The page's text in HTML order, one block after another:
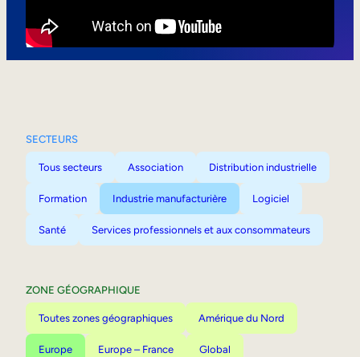
SECTEURS
Tous secteurs Association Distribution industrielle
Formation Industrie manufacturière Logiciel
Santé Services professionnels et aux consommateurs
ZONE GÉOGRAPHIQUE
Toutes zones géographiques Amérique du Nord
Europe Europe – France Global